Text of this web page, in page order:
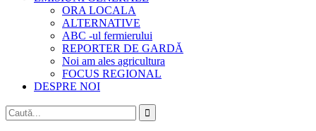
ORA LOCALA
ALTERNATIVE
ABC -ul fermierului
REPORTER DE GARDĂ
Noi am ales agricultura
FOCUS REGIONAL
DESPRE NOI